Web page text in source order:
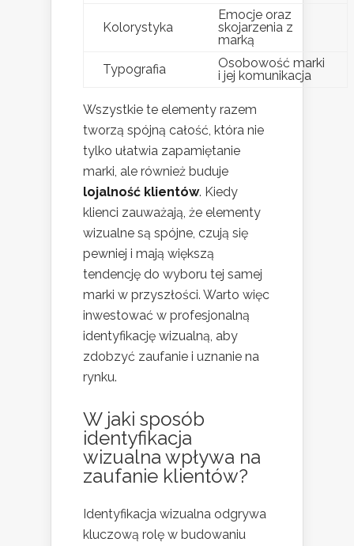
Kolorystyka
Emocje oraz
skojarzenia z
marką
Typografia
Osobowość marki
i jej komunikacja
Wszystkie te elementy razem
tworzą spójną całość, która nie
tylko ułatwia zapamiętanie
marki, ale również buduje
lojalność klientów. Kiedy
klienci zauważają, że elementy
wizualne są spójne, czują się
pewniej i mają większą
tendencję do wyboru tej samej
marki w przyszłości. Warto więc
inwestować w profesjonalną
identyfikację wizualną, aby
zdobzyć zaufanie i uznanie na
rynku.
W jaki sposób
identyfikacja
wizualna wpływa na
zaufanie klientów?
Identyfikacja wizualna odgrywa
kluczową rolę w budowaniu